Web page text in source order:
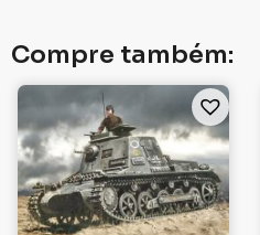
Compre também: